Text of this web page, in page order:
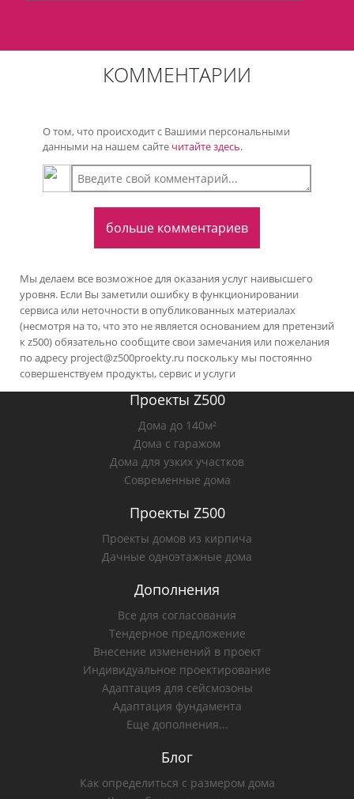
КОММЕНТАРИИ
О том, что происходит с Вашими персональными
данными на нашем сайте читайте здесь.
больше комментариев
Мы делаем все возможное для оказания услуг наивысшего
уровня. Если Вы заметили ошибку в функционировании
сервиса или неточности в опубликованных материалах
(несмотря на то, что это не является основанием для претензий
к z500) обязательно сообщите свои замечания или пожелания
по адресу project@z500proekty.ru поскольку мы постоянно
совершенствуем продукты, сервис и услуги
Проекты Z500
Дома до 140м²
Дома с гаражом
Дома для узких участков
Современные дома
Проекты Z500
Проекты домов из кирпича
Дачные одноэтажные дома
Дополнения
Все для согласования
Тендерное предложение
Внесение изменений в проект
Индивидуальное проектирование
Адаптация для сейсмозоны
Адаптация фундамента
Еще дополнения...
Блог
Как определиться с размером дома